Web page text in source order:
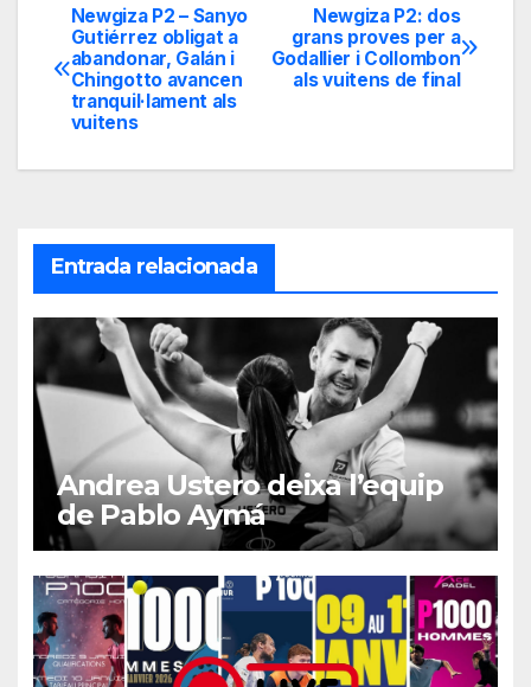
Navegación
de
entradas
Newgiza P2: dos
grans proves per a
Godallier i Collombon
als vuitens de final
Newgiza P2 – Sanyo
Gutiérrez obligat a
abandonar, Galán i
Chingotto avancen
tranquil·lament als
vuitens
Entrada relacionada
Andrea Ustero deixa l’equip
de Pablo Aymá